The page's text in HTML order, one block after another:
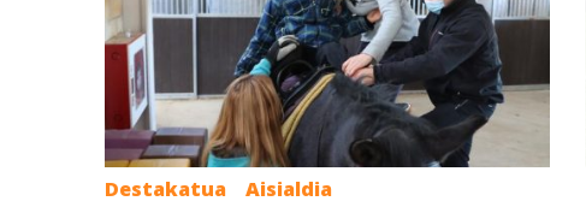
Aisialdia
Destakatua